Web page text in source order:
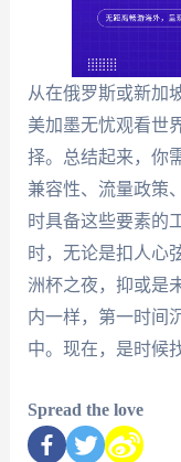
从在俄罗斯或新加
美加墨无忧观看世
择。总结起来，你
兼容性、流量政策
时具备这些要素的
时，无论是扣人心
洲杯之夜，抑或是
内一样，第一时间
中。现在，是时候
Spread the love